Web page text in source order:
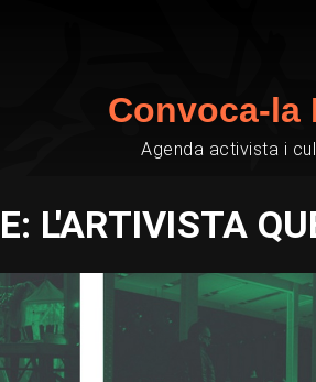
Convoca-la
Agenda activista i
L'ARTIVISTA